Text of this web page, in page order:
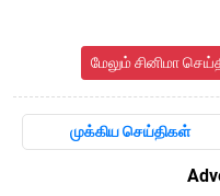
மேலும் சினிமா
முக்கிய செய்திகள்